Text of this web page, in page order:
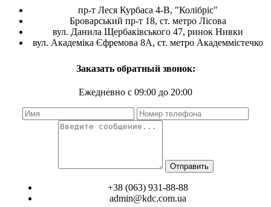
пр-т Леся Курбаса 4-В, "Колібріс"
Броварський пр-т 18, ст. метро Лісова
вул. Данила Щербаківського 47, ринок Нивки
вул. Академіка Єфремова 8А, ст. метро Академмістечко
Заказать обратный звонок:
Ежедневно с 09:00 до 20:00
Отправить
+38 (063) 931-88-88
admin@kdc.com.ua